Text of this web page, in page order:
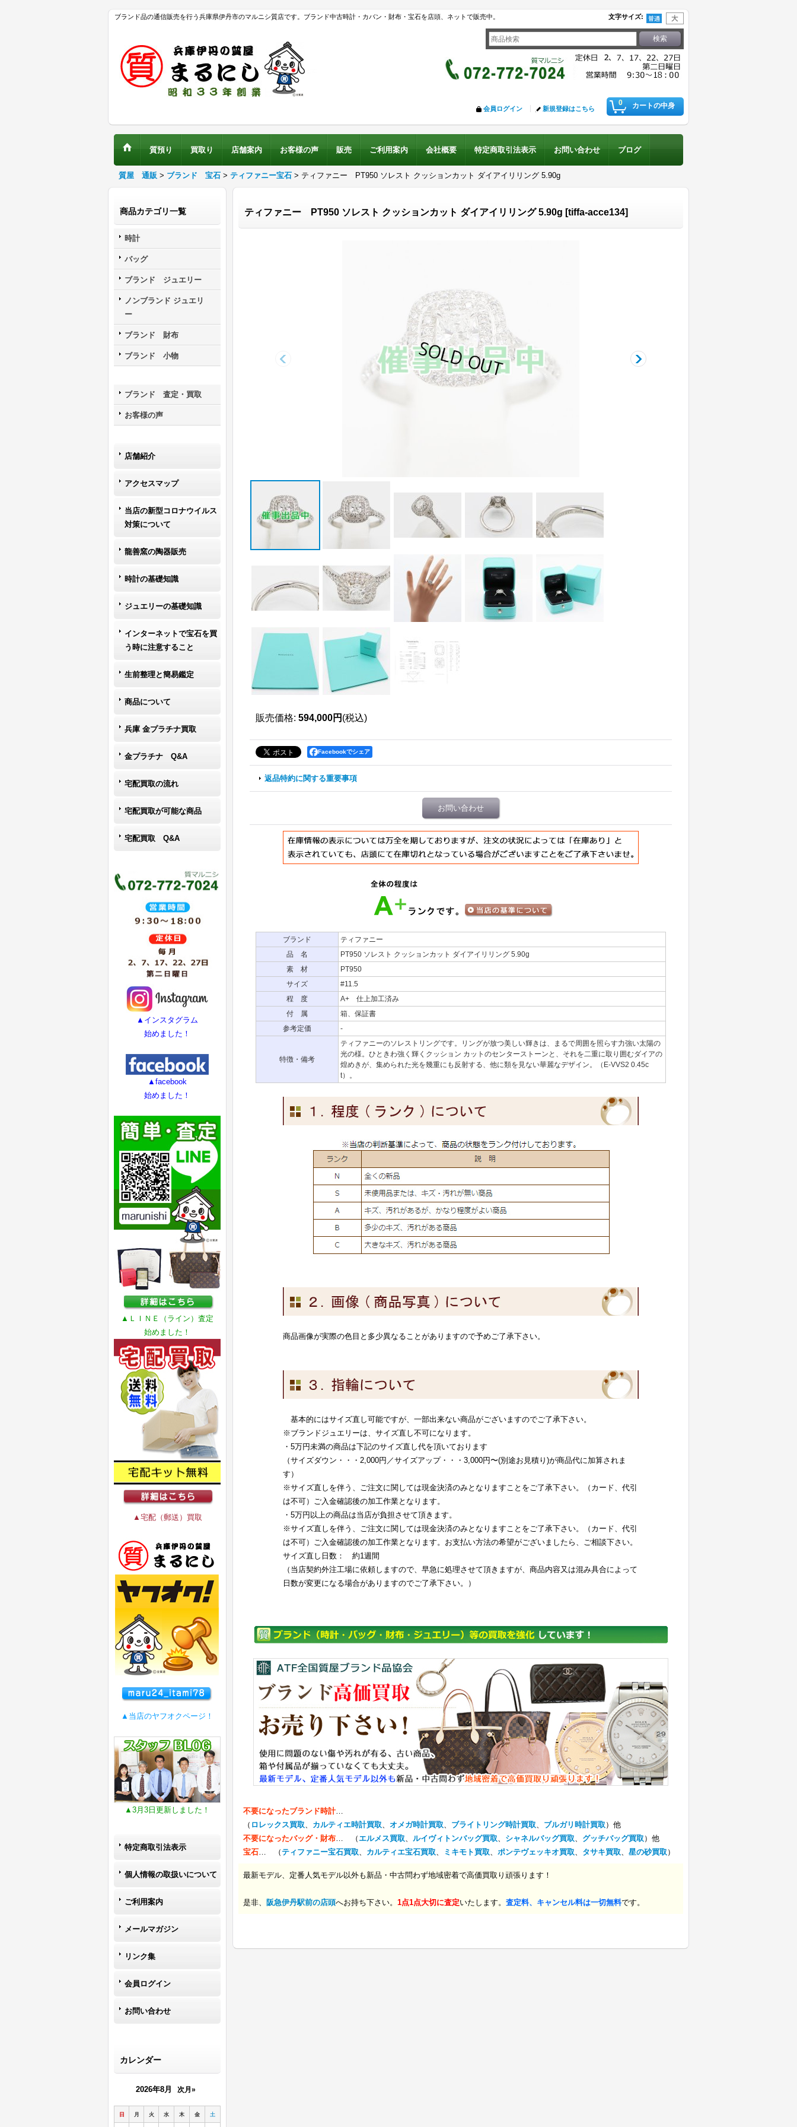
ブランド品の通信販売を行う兵庫県伊丹市のマルニシ質店です。ブランド中古時計・カバン・財布・宝石を店頭、ネットで販売中。 文字サイズ:
0 カートの中身
会員ログイン 新規登録はこちら
質預り 買取り 店舗案内 お客様の声 販売 ご利用案内 会社概要 特定商取引法表示 お問い合わせ ブログ
質屋 通販 > ブランド 宝石 > ティファニー宝石 > ティファニー PT950 ソレスト クッションカット ダイアイリリング 5.90g
商品カテゴリ一覧
時計
バッグ
ブランド ジュエリー
ノンブランド ジュエリ
ー
ブランド 財布
ブランド 小物
ブランド 査定・買取
お客様の声
店舗紹介
アクセスマップ
当店の新型コロナウイルス
対策について
龍善窯の陶器販売
時計の基礎知識
ジュエリーの基礎知識
インターネットで宝石を買
う時に注意すること
生前整理と簡易鑑定
商品について
兵庫 金プラチナ買取
金プラチナ Q&A
宅配買取の流れ
宅配買取が可能な商品
宅配買取 Q&A
▲インスタグラム
始めました！
▲facebook
始めました！
▲ＬＩＮＥ（ライン）査定
始めました！
▲宅配（郵送）買取
▲当店のヤフオクページ！
▲3月3日更新しました！
特定商取引法表示
個人情報の取扱いについて
ご利用案内
メールマガジン
リンク集
会員ログイン
お問い合わせ
カレンダー
2026年8月 次月»
日 月 火 水 木 金 土
ティファニー PT950 ソレスト クッションカット ダイアイリリング 5.90g [tiffa-acce134]
販売価格: 594,000円 (税込)
Facebookでシェア
返品特約に関する重要事項
お問い合わせ
ブランド
ティファニー
品 名
PT950 ソレスト クッションカット ダイアイリリング 5.90g
素 材
PT950
サイズ
#11.5
程 度
A+ 仕上加工済み
付 属
箱、保証書
参考定価
-
特徴・備考
ティファニーのソレストリングです。リングが放つ美しい輝きは、まるで周囲を照らす力強い太陽の
光の様。ひときわ強く輝くクッション カットのセンターストーンと、それを二重に取り囲むダイアの
煌めきが、集められた光を幾重にも反射する、他に類を見ない華麗なデザイン。（E-VVS2 0.45c
t）。
商品画像が実際の色目と多少異なることがありますので予めご了承下さい。
基本的にはサイズ直し可能ですが、一部出来ない商品がございますのでご了承下さい。
※ブランドジュエリーは、サイズ直し不可になります。
・5万円未満の商品は下記のサイズ直し代を頂いております
（サイズダウン・・・2,000円／サイズアップ・・・3,000円〜(別途お見積り)が商品代に加算されま
す）
※サイズ直しを伴う、ご注文に関しては現金決済のみとなりますことをご了承下さい。（カード、代引
は不可）ご入金確認後の加工作業となります。
・5万円以上の商品は当店が負担させて頂きます。
※サイズ直しを伴う、ご注文に関しては現金決済のみとなりますことをご了承下さい。（カード、代引
は不可）ご入金確認後の加工作業となります。お支払い方法の希望がございましたら、ご相談下さい。
サイズ直し日数： 約1週間
（当店契約外注工場に依頼しますので、早急に処理させて頂きますが、商品内容又は混み具合によって
日数が変更になる場合がありますのでご了承下さい。）
不要になったブランド時計…
（ ロレックス買取、 カルティエ時計買取、 オメガ時計買取、 ブライトリング時計買取、 ブルガリ時計買取 ）他
不要になったバッグ・財布… （ エルメス買取、 ルイヴィトンバッグ買取、 シャネルバッグ買取、 グッチバッグ買取 ）他
宝石… （ティファニー宝石買取、 カルティエ宝石買取、 ミキモト買取、 ポンテヴェッキオ買取、 タサキ買取、 星の砂買取 ）
最新モデル、定番人気モデル以外も新品・中古問わず地域密着で高価買取り頑張ります！
是非、 阪急伊丹駅前の店頭へお持ち下さい。 1点1点大切に査定いたします。 査定料、キャンセル料は一切無料です。